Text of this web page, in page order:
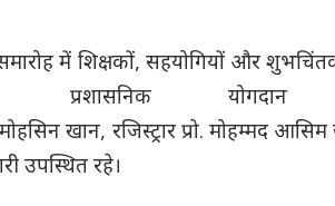
में शिक्षकों, सहयोगियों और
खान, रजिस्ट्रार प्रो. मोहम्मद
उपस्थित रहे।